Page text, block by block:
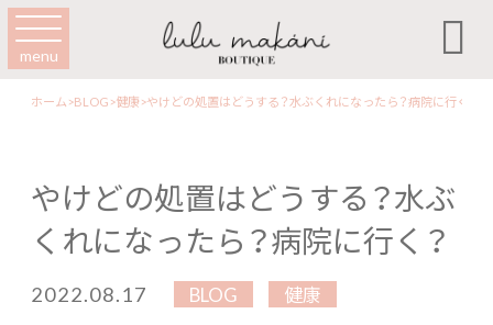
menu 
ホーム>BLOG>健康>やけどの処置はどうする？水ぶくれになったら？病院に行く？
やけどの処置はどうする？水ぶ
くれになったら？病院に行く？
2022.08.17 BLOG 健康